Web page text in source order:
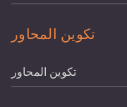
تكوين المحاور
تكوين المحاور